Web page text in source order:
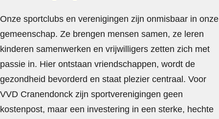
Onze sportclubs en verenigingen zijn onmisbaar in onze
gemeenschap. Ze brengen mensen samen, ze leren
kinderen samenwerken en vrijwilligers zetten zich met
passie in. Hier ontstaan vriendschappen, wordt de
gezondheid bevorderd en staat plezier centraal. Voor
VVD Cranendonck zijn sportverenigingen geen
kostenpost, maar een investering in een sterke, hechte